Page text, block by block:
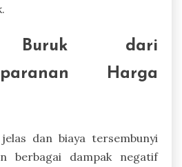
Buruk dari
Harga
dan biaya tersembunyi
berbagai dampak negatif